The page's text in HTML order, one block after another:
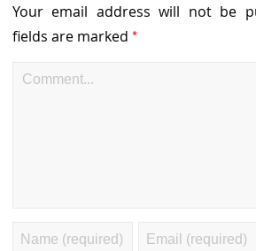
Your email address will not be
fields are marked *